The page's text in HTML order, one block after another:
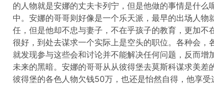
的人物就是安娜的丈夫卡列宁，但是他做的事情是什
中。安娜的哥哥则好像是一个乐天派，最早的出场人
任，但是他却不忠与妻子，不在乎孩子的教育，更加
很好，到处去谋求一个实际上是空头的职位。各种会
就发现参与这些会和讨论并不能解决任何问题，反而
未来的黑暗。安娜的哥哥从从彼得堡去莫斯科谋求美
彼得堡的各色人物欠钱50万，也还是怡然自得，他享